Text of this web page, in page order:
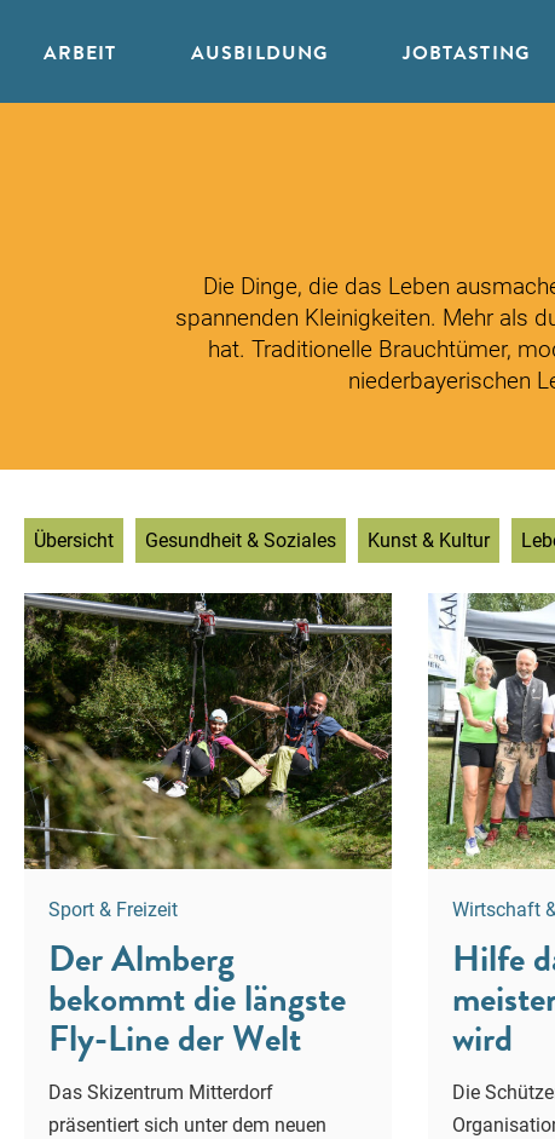
ARBEIT AUSBILDUNG JOBTASTING
Die Dinge, die das Leben
spannenden Kleinigkeiten. Mehr als
hat. Traditionelle Brauchtümer,
niederbayerischen
Übersicht Gesundheit & Soziales Kunst & Kultur
Sport & Freizeit
Der Almberg
bekommt die längste
Fly-Line der Welt
Das Skizentrum Mitterdorf
präsentiert sich unter dem neuen
Wirtschaft
Hilfe
wird
Die